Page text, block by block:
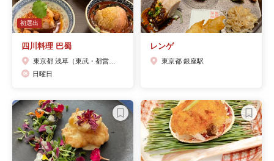
初選出
四川料理 巴蜀
日曜日
レンゲ
東京都 銀座駅